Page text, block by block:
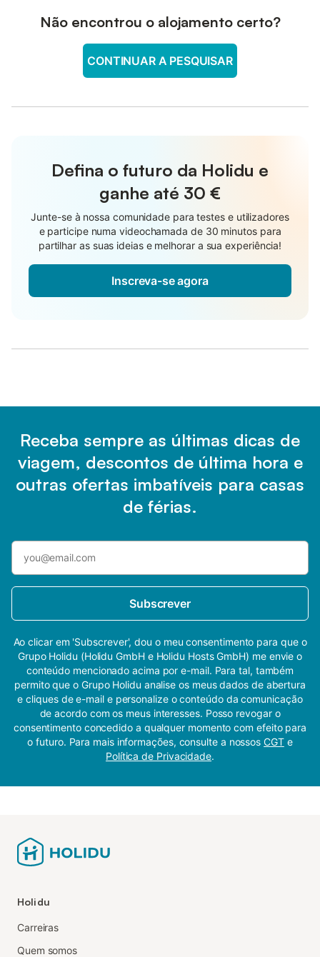
Não encontrou o alojamento certo?
CONTINUAR A PESQUISAR
Defina o futuro da Holidu e
ganhe até 30 €
Junte-se à nossa comunidade para testes e utilizadores
e participe numa videochamada de 30 minutos para
partilhar as suas ideias e melhorar a sua experiência!
Inscreva-se agora
Receba sempre as últimas dicas de
viagem, descontos de última hora e
outras ofertas imbatíveis para casas
de férias.
Subscrever
Ao clicar em 'Subscrever', dou o meu consentimento para que o
Grupo Holidu (Holidu GmbH e Holidu Hosts GmbH) me envie o
conteúdo mencionado acima por e-mail. Para tal, também
permito que o Grupo Holidu analise os meus dados de abertura
e cliques de e-mail e personalize o conteúdo da comunicação
de acordo com os meus interesses. Posso revogar o
consentimento concedido a qualquer momento com efeito para
o futuro. Para mais informações, consulte a nossosCGTe
Política de Privacidade.
Holidu
Carreiras
Quem somos